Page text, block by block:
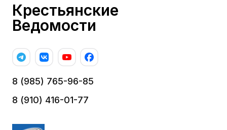
Крестьянские
Ведомости
8 (985) 765-96-85
8 (910) 416-01-77